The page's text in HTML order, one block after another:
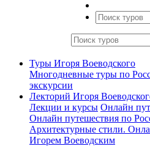
Туры Игоря Воеводского
Многодневные туры по
экскурсии
Лекторий Игоря
Лекции и курсы Онлайн
Онлайн путешествия по
Архитектурные стили.
Игорем Воеводским